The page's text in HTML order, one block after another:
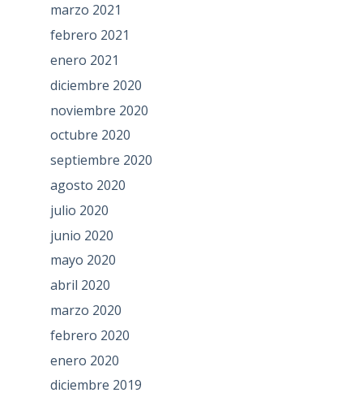
marzo 2021
febrero 2021
enero 2021
diciembre 2020
noviembre 2020
octubre 2020
septiembre 2020
agosto 2020
julio 2020
junio 2020
mayo 2020
abril 2020
marzo 2020
febrero 2020
enero 2020
diciembre 2019